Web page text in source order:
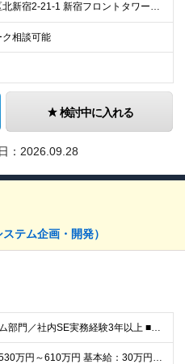
東京都新宿区北新宿2-21-1 新宿フロントタワー（18階受付） (変更の範囲)上記を除く当社関連勤務地
ク相談可能
検討中に入れる
： 2026.09.28
テム企画・開発）
■情報システム部門／社内SE実務経験3年以上 ■Python開発経験 ■AWS/Azure実務経験 ■Windowsサーバ／Linuxサーバ設計・構築・運用経験 ■Active Directory設計
■想定年収：530万円～610万円 基本給：30万円～34万円（経験・能力により決定、上限応相談） 残業代：1分単位で別途支給 昇給：年2回（4月・10月） 賞与：年2回（6月・12月） ■試用期間